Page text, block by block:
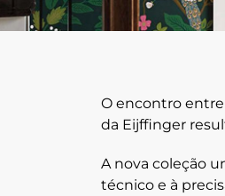
O encontro entre
da Eijffinger
A nova coleção
técnico e à